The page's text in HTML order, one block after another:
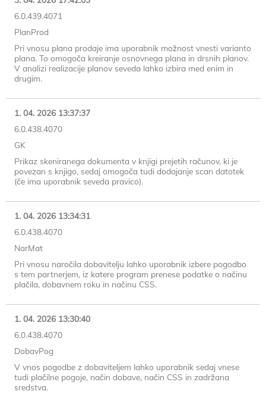
6.0.439.4071
PlanProd
Pri vnosu plana prodaje ima uporabnik možnost vnesti varianto
plana. To omogoča kreiranje osnovnega plana in drsnih planov.
V analizi realizacije planov seveda lahko izbira med enim in
drugim.
1. 04. 2026 13:37:37
6.0.438.4070
GK
Prikaz skeniranega dokumenta v knjigi prejetih računov, ki je
povezan s knjigo, sedaj omogoča tudi dodajanje scan datotek
(če ima uporabnik seveda pravico).
1. 04. 2026 13:34:31
6.0.438.4070
NarMat
Pri vnosu naročila dobavitelju lahko uporabnik izbere pogodbo
s tem partnerjem, iz katere program prenese podatke o načinu
plačila, dobavnem roku in načinu CSS.
1. 04. 2026 13:30:40
6.0.438.4070
DobavPog
V vnos pogodbe z dobaviteljem lahko uporabnik sedaj vnese
tudi plačilne pogoje, način dobave, način CSS in zadržana
sredstva.